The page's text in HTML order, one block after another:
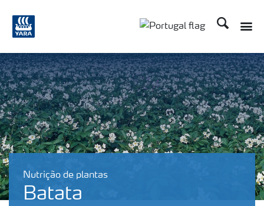
Procurar
Nutrição de plantas
Batata